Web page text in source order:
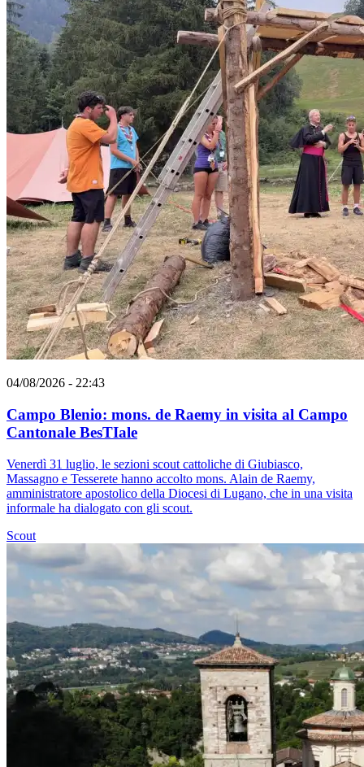
04/08/2026 - 22:43
Campo Blenio: mons. de Raemy in visita al Campo
Cantonale BesTIale
Venerdì 31 luglio, le sezioni scout cattoliche di Giubiasco,
Massagno e Tesserete hanno accolto mons. Alain de Raemy,
amministratore apostolico della Diocesi di Lugano, che in una visita
informale ha dialogato con gli scout.
Scout